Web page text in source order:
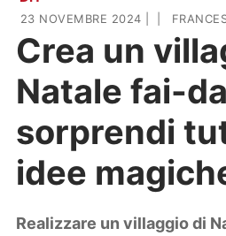
Home
News
Cinema e TV
Casa & Giardino
Arredamento
Piante e fiori
DIY
Lifestyle
Viaggi
23 NOVEMBRE 2024
Crea un
Natale fai-
sorprendi
idee
Realizzare un villaggio di